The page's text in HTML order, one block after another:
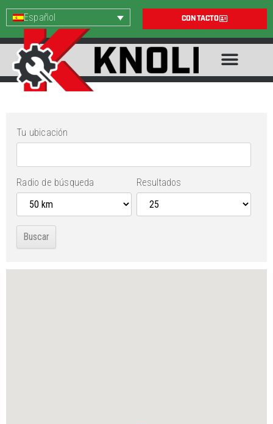
Español CONTACTO
Tu ubicación
Radio de búsqueda Resultados